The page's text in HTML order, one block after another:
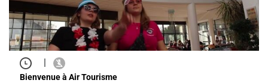
|
Bienvenue à Air Tourisme